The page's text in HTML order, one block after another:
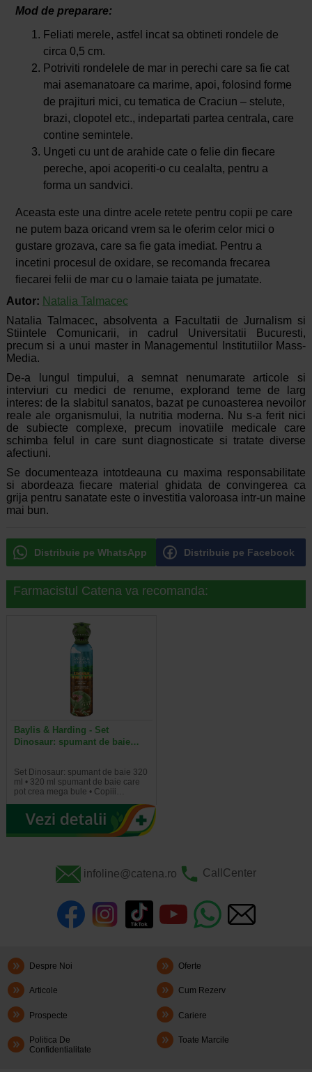
Mod de preparare:
Feliati merele, astfel incat sa obtineti rondele de
circa 0,5 cm.
Potriviti rondelele de mar in perechi care sa fie cat
mai asemanatoare ca marime, apoi, folosind forme
de prajituri mici, cu tematica de Craciun – stelute,
brazi, clopotel etc., indepartati partea centrala, care
contine semintele.
Ungeti cu unt de arahide cate o felie din fiecare
pereche, apoi acoperiti-o cu cealalta, pentru a
forma un sandvici.
Aceasta este una dintre acele retete pentru copii pe care
ne putem baza oricand vrem sa le oferim celor mici o
gustare grozava, care sa fie gata imediat. Pentru a
incetini procesul de oxidare, se recomanda frecarea
fiecarei felii de mar cu o lamaie taiata pe jumatate.
Autor: Natalia Talmacec
Natalia Talmacec, absolventa a Facultatii de Jurnalism si
Stiintele Comunicarii, in cadrul Universitatii Bucuresti,
precum si a unui master in Managementul Institutiilor Mass-
Media.
De-a lungul timpului, a semnat nenumarate articole si
interviuri cu medici de renume, explorand teme de larg
interes: de la slabitul sanatos, bazat pe cunoasterea nevoilor
reale ale organismului, la nutritia moderna. Nu s-a ferit nici
de subiecte complexe, precum inovatiile medicale care
schimba felul in care sunt diagnosticate si tratate diverse
afectiuni.
Se documenteaza intotdeauna cu maxima responsabilitate
si abordeaza fiecare material ghidata de convingerea ca
grija pentru sanatate este o investitia valoroasa intr-un maine
mai bun.
Distribuie pe WhatsApp Distribuie pe Facebook
Farmacistul Catena va recomanda:
Baylis & Harding - Set
Dinosaur: spumant de baie…
Set Dinosaur: spumant de baie 320
ml • 320 ml spumant de baie care
pot crea mega bule • Copiii…
infoline@catena.ro CallCenter
Despre Noi Oferte
Articole Cum Rezerv
Prospecte Cariere
Politica De
Confidentialitate
Toate Marcile